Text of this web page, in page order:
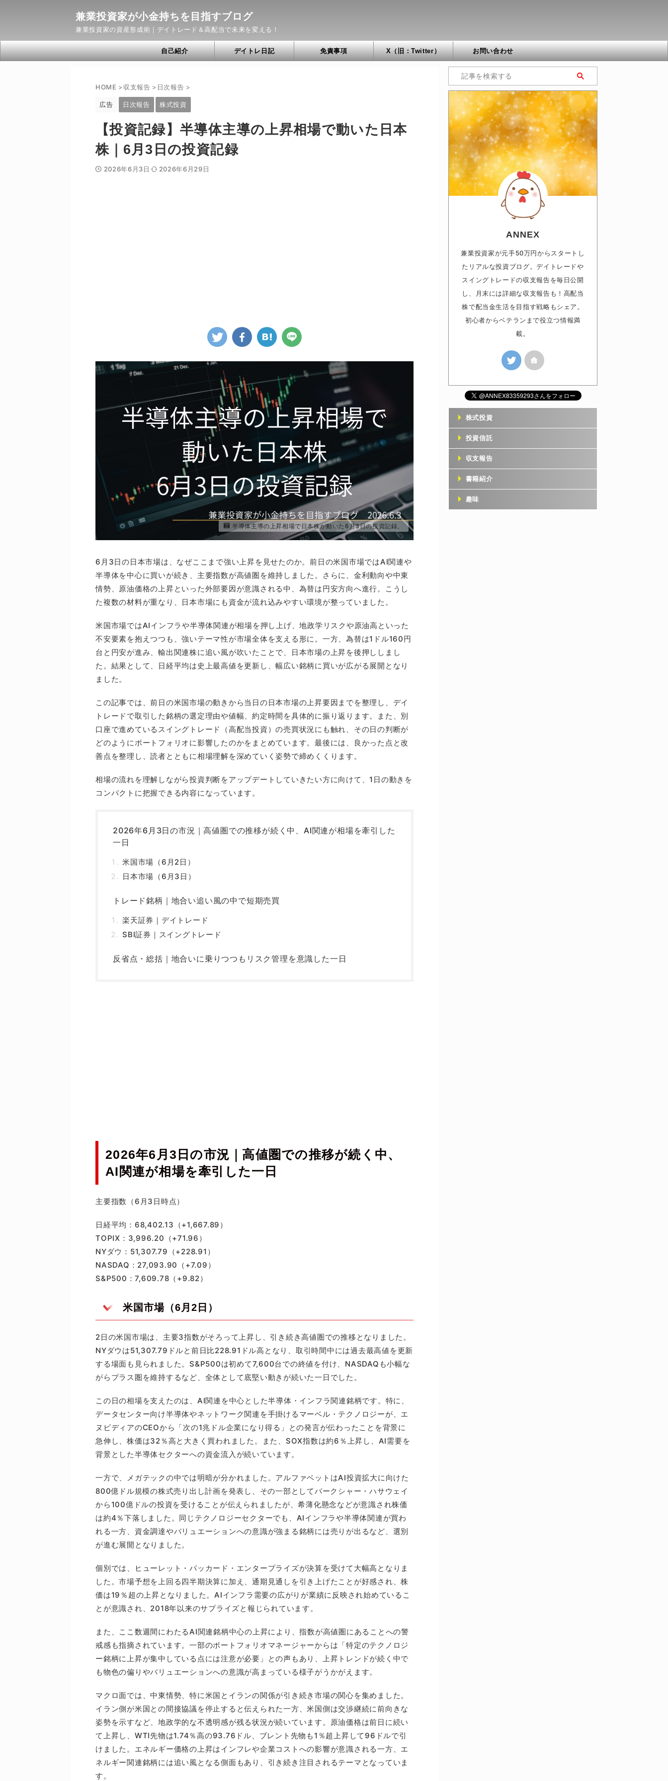
兼業投資家が小金持ちを目指すブログ
兼業投資家の資産形成術｜デイトレード＆高配当で未来を変える！
自己紹介 デイトレ日記 免責事項 X（旧：Twitter） お問い合わせ
HOME >収支報告 > 日次報告 >
広告 日次報告 株式投資
【投資記録】半導体主導の上昇相場で動いた日本
株｜6月3日の投資記録
2026年6月3日 2026年6月29日
半導体主導の上昇相場で日本株が動いた6月3日の投資記録。
6月3日の日本市場は、なぜここまで強い上昇を見せたのか。前日の米国市場ではAI関連や
半導体を中心に買いが続き、主要指数が高値圏を維持しました。さらに、金利動向や中東
情勢、原油価格の上昇といった外部要因が意識される中、為替は円安方向へ進行。こうし
た複数の材料が重なり、日本市場にも資金が流れ込みやすい環境が整っていました。
米国市場ではAIインフラや半導体関連が相場を押し上げ、地政学リスクや原油高といった
不安要素を抱えつつも、強いテーマ性が市場全体を支える形に。一方、為替は1ドル160円
台と円安が進み、輸出関連株に追い風が吹いたことで、日本市場の上昇を後押ししまし
た。結果として、日経平均は史上最高値を更新し、幅広い銘柄に買いが広がる展開となり
ました。
この記事では、前日の米国市場の動きから当日の日本市場の上昇要因までを整理し、デイ
トレードで取引した銘柄の選定理由や値幅、約定時間を具体的に振り返ります。また、別
口座で進めているスイングトレード（高配当投資）の売買状況にも触れ、その日の判断が
どのようにポートフォリオに影響したのかをまとめています。最後には、良かった点と改
善点を整理し、読者とともに相場理解を深めていく姿勢で締めくくります。
相場の流れを理解しながら投資判断をアップデートしていきたい方に向けて、1日の動きを
コンパクトに把握できる内容になっています。
2026年6月3日の市況｜高値圏での推移が続く中、AI関連が相場を牽引した
一日
米国市場（6月2日）
日本市場（6月3日）
トレード銘柄｜地合い追い風の中で短期売買
楽天証券｜デイトレード
SBI証券｜スイングトレード
反省点・総括｜地合いに乗りつつもリスク管理を意識した一日
2026年6月3日の市況｜高値圏での推移が続く中、
AI関連が相場を牽引した一日
主要指数（6月3日時点）
日経平均：68,402.13（+1,667.89）
TOPIX：3,996.20（+71.96）
NYダウ：51,307.79（+228.91）
NASDAQ：27,093.90（+7.09）
S&P500：7,609.78（+9.82）
米国市場（6月2日）
2日の米国市場は、主要3指数がそろって上昇し、引き続き高値圏での推移となりました。
NYダウは51,307.79ドルと前日比228.91ドル高となり、取引時間中には過去最高値を更新
する場面も見られました。S&P500は初めて7,600台での終値を付け、NASDAQも小幅な
がらプラス圏を維持するなど、全体として底堅い動きが続いた一日でした。
この日の相場を支えたのは、AI関連を中心とした半導体・インフラ関連銘柄です。特に、
データセンター向け半導体やネットワーク関連を手掛けるマーベル・テクノロジーが、エ
ヌビディアのCEOから「次の1兆ドル企業になり得る」との発言が伝わったことを背景に
急伸し、株価は32％高と大きく買われました。また、SOX指数は約6％上昇し、AI需要を
背景とした半導体セクターへの資金流入が続いています。
一方で、メガテックの中では明暗が分かれました。アルファベットはAI投資拡大に向けた
800億ドル規模の株式売り出し計画を発表し、その一部としてバークシャー・ハサウェイ
から100億ドルの投資を受けることが伝えられましたが、希薄化懸念などが意識され株価
は約4％下落しました。同じテクノロジーセクターでも、AIインフラや半導体関連が買わ
れる一方、資金調達やバリュエーションへの意識が強まる銘柄には売りが出るなど、選別
が進む展開となりました。
個別では、ヒューレット・パッカード・エンタープライズが決算を受けて大幅高となりま
した。市場予想を上回る四半期決算に加え、通期見通しを引き上げたことが好感され、株
価は19％超の上昇となりました。AIインフラ需要の広がりが業績に反映され始めているこ
とが意識され、2018年以来のサプライズと報じられています。
また、ここ数週間にわたるAI関連銘柄中心の上昇により、指数が高値圏にあることへの警
戒感も指摘されています。一部のポートフォリオマネージャーからは「特定のテクノロジ
ー銘柄に上昇が集中している点には注意が必要」との声もあり、上昇トレンドが続く中で
も物色の偏りやバリュエーションへの意識が高まっている様子がうかがえます。
マクロ面では、中東情勢、特に米国とイランの関係が引き続き市場の関心を集めました。
イラン側が米国との間接協議を停止すると伝えられた一方、米国側は交渉継続に前向きな
姿勢を示すなど、地政学的な不透明感が残る状況が続いています。原油価格は前日に続い
て上昇し、WTI先物は1.74％高の93.76ドル、ブレント先物も1％超上昇して96ドルで引
けました。エネルギー価格の上昇はインフレや企業コストへの影響が意識される一方、エ
ネルギー関連銘柄には追い風となる側面もあり、引き続き注目されるテーマとなっていま
す。
ANNEX
兼業投資家が元手50万円からスタートし
たリアルな投資ブログ。デイトレードや
スイングトレードの収支報告を毎日公開
し、月末には詳細な収支報告も！高配当
株で配当金生活を目指す戦略もシェア。
初心者からベテランまで役立つ情報満
載。
株式投資
投資信託
収支報告
書籍紹介
趣味